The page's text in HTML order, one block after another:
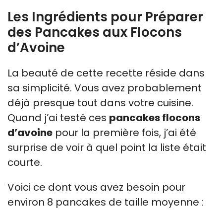
Les Ingrédients pour Préparer
des Pancakes aux Flocons
d’Avoine
La beauté de cette recette réside dans
sa simplicité. Vous avez probablement
déjà presque tout dans votre cuisine.
Quand j’ai testé ces pancakes flocons
d’avoine pour la première fois, j’ai été
surprise de voir à quel point la liste était
courte.
Voici ce dont vous avez besoin pour
environ 8 pancakes de taille moyenne :